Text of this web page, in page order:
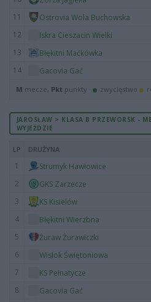
11
Ostrovia Wola Buchowska
12
Iskra Cieszacin Wielki
13
Błękitni Maćkówka
14
Gacovia Gać
M mecze, Pkt punkty · zwycięstwo
JAROSŁAW > KLASA B PRZEWORSK -
WYJEŹDZIE
LP DRUŻYNA
1 Strumyk Hawłowice
2
GKS Zarzecze
3
KS Kisielów
4
Błękitni Wierzbna
5
Żuraw Żurawiczki
6
Wisłok Świętoniowa
7
KS Pełnatycze
8
Gacovia Gać